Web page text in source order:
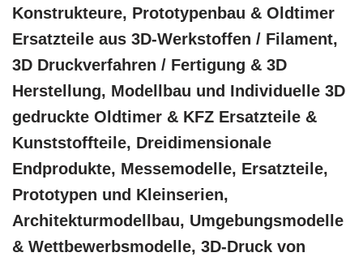
Konstrukteure, Prototypenbau & Oldtimer
Ersatzteile aus 3D-Werkstoffen / Filament,
3D Druckverfahren / Fertigung & 3D
Herstellung, Modellbau und Individuelle 3D
gedruckte Oldtimer & KFZ Ersatzteile &
Kunststoffteile, Dreidimensionale
Endprodukte, Messemodelle, Ersatzteile,
Prototypen und Kleinserien,
Architekturmodellbau, Umgebungsmodelle
& Wettbewerbsmodelle, 3D-Druck von